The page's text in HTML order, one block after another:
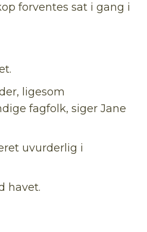
forventes sat i gang i
ligesom
fagfolk, siger Jane
uvurderlig i
havet.